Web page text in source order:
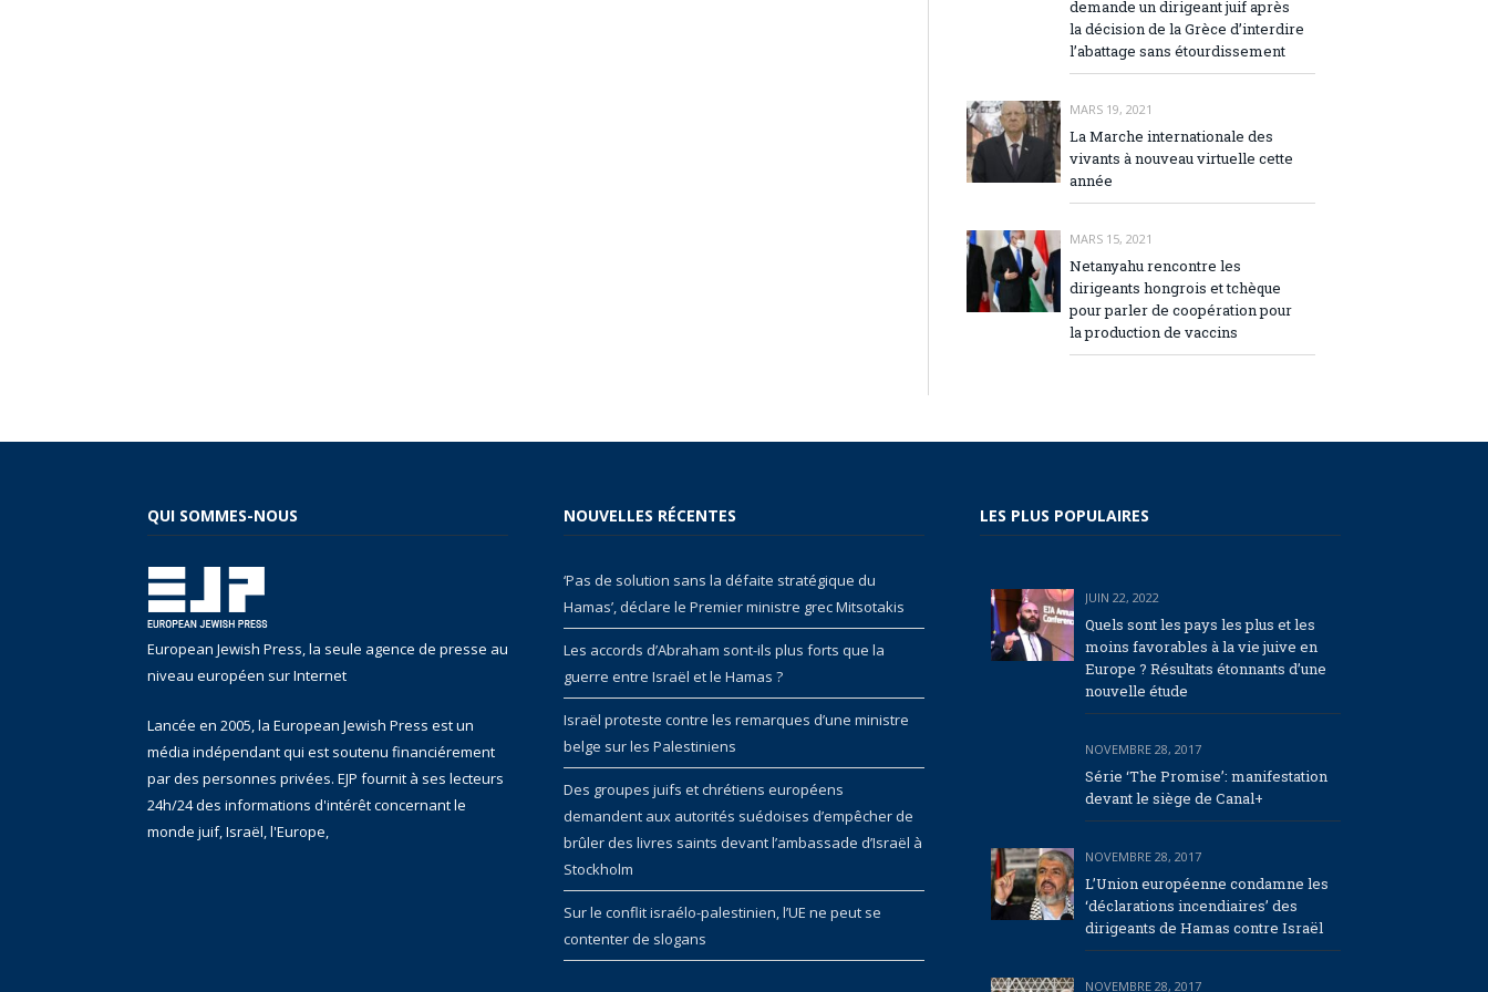
demande un dirigeant juif après
la décision de la Grèce d’interdire
l’abattage sans étourdissement
MARS 19, 2021
La Marche internationale des
vivants à nouveau virtuelle cette
année
MARS 15, 2021
Netanyahu rencontre les
dirigeants hongrois et tchèque
pour parler de coopération pour
la production de vaccins
QUI SOMMES-NOUS
European Jewish Press, la seule agence de presse au
niveau européen sur Internet
Lancée en 2005, la European Jewish Press est un
média indépendant qui est soutenu financiérement
par des personnes privées. EJP fournit à ses lecteurs
24h/24 des informations d'intérêt concernant le
monde juif, Israël, l'Europe,
NOUVELLES RÉCENTES
‘Pas de solution sans la défaite stratégique du
Hamas’, déclare le Premier ministre grec Mitsotakis
Les accords d’Abraham sont-ils plus forts que la
guerre entre Israël et le Hamas ?
Israël proteste contre les remarques d’une ministre
belge sur les Palestiniens
Des groupes juifs et chrétiens européens
demandent aux autorités suédoises d’empêcher de
brûler des livres saints devant l’ambassade d’Israël à
Stockholm
Sur le conflit israélo-palestinien, l’UE ne peut se
contenter de slogans
LES PLUS POPULAIRES
JUIN 22, 2022
Quels sont les pays les plus et les
moins favorables à la vie juive en
Europe ? Résultats étonnants d’une
nouvelle étude
NOVEMBRE 28, 2017
Série ‘The Promise’: manifestation
devant le siège de Canal+
NOVEMBRE 28, 2017
L’Union européenne condamne les
‘déclarations incendiaires’ des
dirigeants de Hamas contre Israël
NOVEMBRE 28, 2017